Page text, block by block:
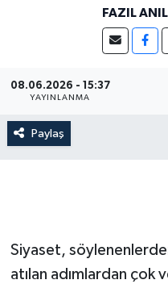
FAZIL
08.06.2026 - 15:37
YAYINLANMA
Paylaş
Siyaset,
atılan adımlardan çok